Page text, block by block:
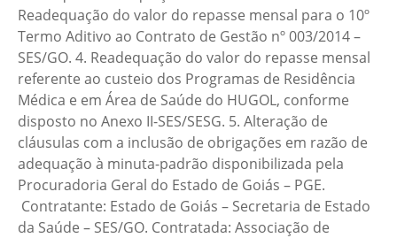
Readequação do valor do repasse mensal para o 10º
Termo Aditivo ao Contrato de Gestão nº 003/2014 –
SES/GO. 4. Readequação do valor do repasse mensal
referente ao custeio dos Programas de Residência
Médica e em Área de Saúde do HUGOL, conforme
disposto no Anexo II-SES/SESG. 5. Alteração de
cláusulas com a inclusão de obrigações em razão de
adequação à minuta-padrão disponibilizada pela
Procuradoria Geral do Estado de Goiás – PGE.
Contratante: Estado de Goiás – Secretaria de Estado
da Saúde – SES/GO. Contratada: Associação de